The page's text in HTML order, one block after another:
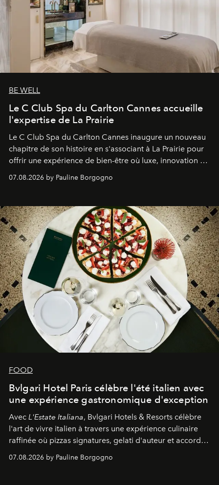
BE WELL
Le C Club Spa du Carlton Cannes accueille
l'expertise de La Prairie
Le C Club Spa du Carlton Cannes inaugure un nouveau
chapitre de son histoire en s'associant à La Prairie pour
offrir une expérience de bien-être où luxe, innovation et
expertise se rencontrent.
07.08.2026 by Pauline Borgogno
FOOD
Bvlgari Hotel Paris célèbre l'été italien avec
une expérience gastronomique d'exception
Avec L'Estate Italiana, Bvlgari Hotels & Resorts célèbre
l'art de vivre italien à travers une expérience culinaire
raffinée où pizzas signatures, gelati d'auteur et accords
d'exception composent un véritable voyage sensoriel.
07.08.2026 by Pauline Borgogno